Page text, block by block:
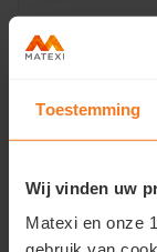
Toestemming
Wij vinden uw
Matexi en onze
Miguel